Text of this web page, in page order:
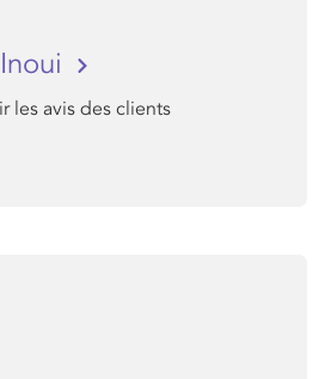
les avis des clients